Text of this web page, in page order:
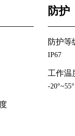
防护
防护等
IP67
工作温
-20°~55°